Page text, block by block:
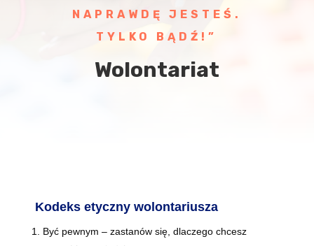
NAPRAWDĘ JESTEŚ.
TYLKO BĄDŹ!”
Wolontariat
Kodeks etyczny wolontariusza
Być pewnym – zastanów się, dlaczego chcesz